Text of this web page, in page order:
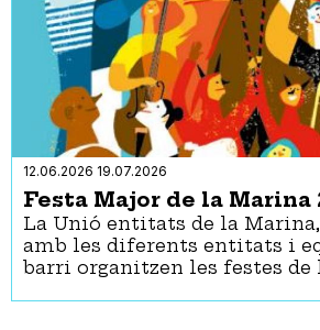
12.06.2026 19.07.2026
Festa Major de la Marina
La Unió entitats de la
amb les diferents entitats i
barri organitzen les festes de